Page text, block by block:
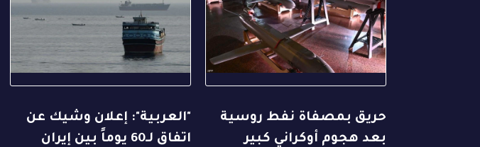
حريق بمصفاة نفط روسية
بعد هجوم أوكراني كبير
"العربية": إعلان وشيك عن
اتفاق لـ60 يوماً بين إيران